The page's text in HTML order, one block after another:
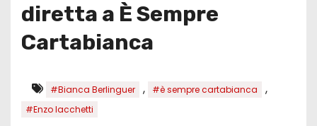
diretta a È Sempre
Cartabianca
#Bianca Berlinguer , #è sempre cartabianca ,
#Enzo Iacchetti